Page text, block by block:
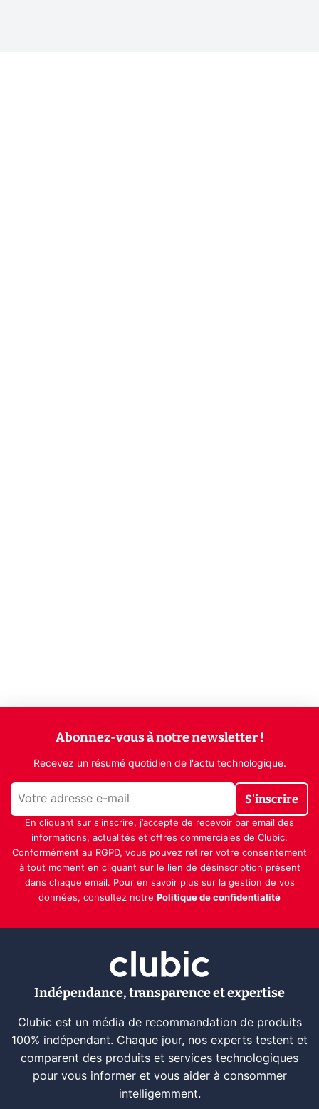
Abonnez-vous à notre newsletter !
Recevez un résumé quotidien de l'actu technologique.
S'inscrire
En cliquant sur s'inscrire, j’accepte de recevoir par email des
informations, actualités et offres commerciales de Clubic.
Conformément au RGPD, vous pouvez retirer votre consentement
à tout moment en cliquant sur le lien de désinscription présent
dans chaque email. Pour en savoir plus sur la gestion de vos
données, consultez notre Politique de confidentialité
Indépendance, transparence et expertise
Clubic est un média de recommandation de produits
100% indépendant. Chaque jour, nos experts testent et
comparent des produits et services technologiques
pour vous informer et vous aider à consommer
intelligemment.